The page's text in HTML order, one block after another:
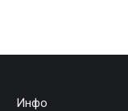
Инфо